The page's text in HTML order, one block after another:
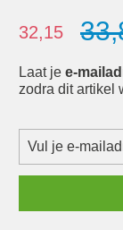
Verkoopprijs:
32,15
Laat je e-
zodra dit artikel